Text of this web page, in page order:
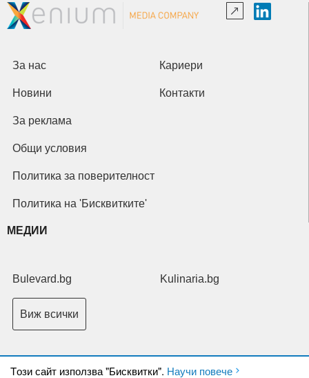
Tози сайт използва "Бисквитки". Научи повече
За нас Кариери
Новини Контакти
За реклама
Общи условия
Политика за поверителност
Политика на 'Бисквитките'
МЕДИИ
Bulevard.bg Kulinaria.bg
Виж всички